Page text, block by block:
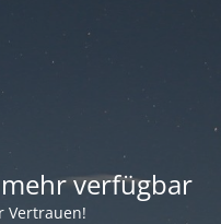
verfügbar
Vertrauen!